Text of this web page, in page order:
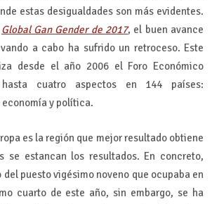
estas desigualdades son más evidentes.
Global Gan Gender de 2017, el buen avance
a cabo ha sufrido un retroceso. Este
desde el año 2006 el Foro Económico
cuatro aspectos en 144 países:
y política.
es la región que mejor resultado obtiene
se estancan los resultados. En concreto,
del puesto vigésimo noveno que ocupaba en
cuarto de este año, sin embargo, se ha